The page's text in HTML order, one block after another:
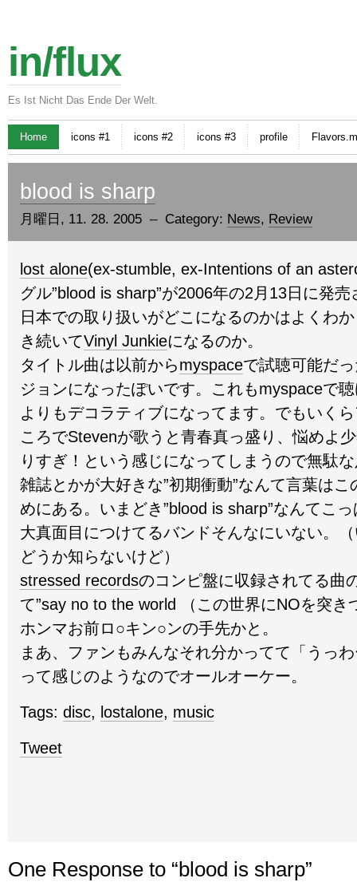
in/flux
Es Ist Nicht Das Ende Der Welt.
Home icons #1 icons #2 icons #3 profile
blood is sharp
月曜日, 11. 28. 2005 – Category: News, Review
lost alone(ex-stumble, ex-Intentions of an
グル”blood is sharp”が2006年の2月13日に発
日本での取り扱いがどこになるのかはよくわ
き続いてVinyl Junkieになるのか。
タイトル曲は以前からmyspaceで試聴可能だ
ジョンになったぽいです。これもmyspaceで
よりもデコラティブになってます。でもいく
ころでStevenが歌うと青春真っ盛り、悩めよ
りすぎ！という感じになってしまうので無駄
雑誌とかが大好きな”初期衝動”なんて言葉は
めにある。いまどき”blood is sharp”なんてこ
大真面目につけてるバンドそんなにいない。
どうか知らないけど）
stressed recordsのコンピ盤に収録されてる曲
て”say no to the world （この世界にNOを突
ホンマお前ロ○キン○ンの手先かと。
まあ、ファンもみんなそれ分かってて「うっ
って感じのようなのでオールオーケー。
Tags: disc, lostalone, music
Tweet
One Response to “blood is sharp”